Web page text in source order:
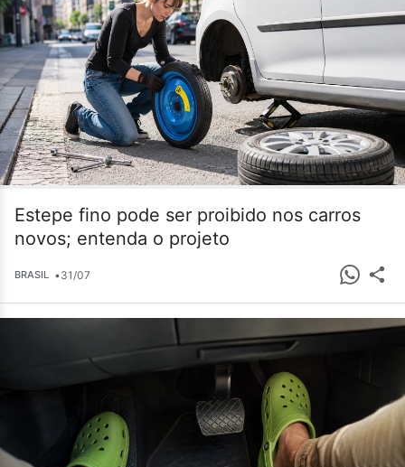
Estepe fino pode ser proibido nos carros
novos; entenda o projeto
BRASIL •31/07